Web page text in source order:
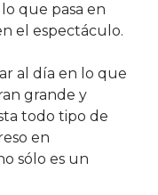
que pasa en
el espectáculo.
al día en lo que
grande y
todo tipo de
en
sólo es un